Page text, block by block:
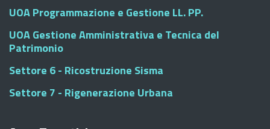
UOA Programmazione e Gestione LL. PP.
UOA Gestione Amministrativa e Tecnica del
Patrimonio
Settore 6 - Ricostruzione Sisma
Settore 7 - Rigenerazione Urbana